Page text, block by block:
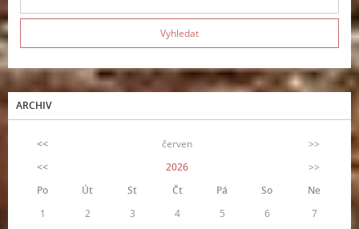
ARCHIV
<< červen
>>
<<
2026
>>
Po
Út St Čt Pá So
Ne
1
2 3 4 5 6
7